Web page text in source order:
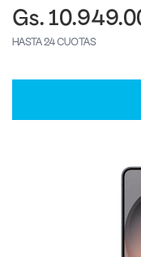
Gs.
HASTA 24 CUOTAS